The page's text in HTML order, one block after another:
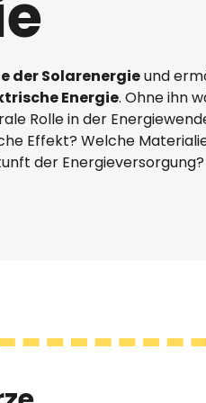
der Solarenergieund
Energie. Ohne ihn
Rolle in der
Effekt? Welche
der Energieversorgung?